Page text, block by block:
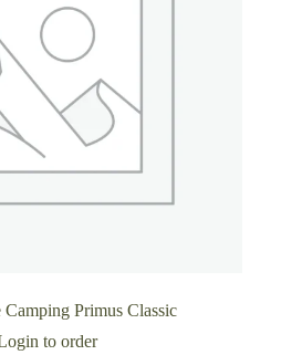
Primus Classic
to order